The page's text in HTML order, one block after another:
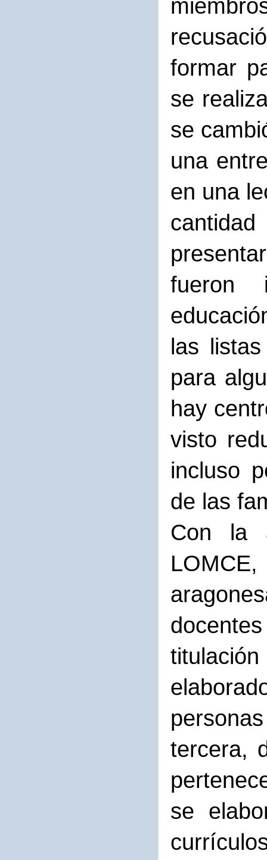
formar
se
se
una
en una
fueron
las
para
hay
visto
incluso
de las
Con la
tercera,
se